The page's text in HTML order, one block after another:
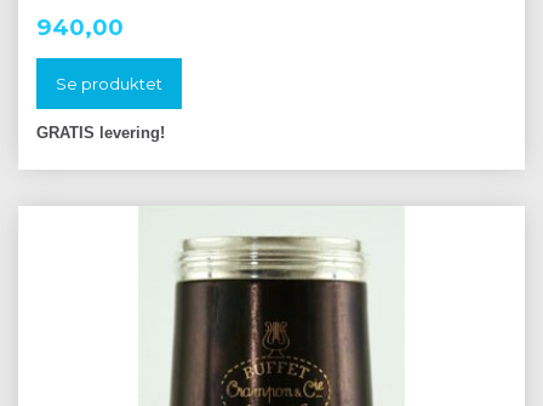
940,00
Se produktet
GRATIS levering!